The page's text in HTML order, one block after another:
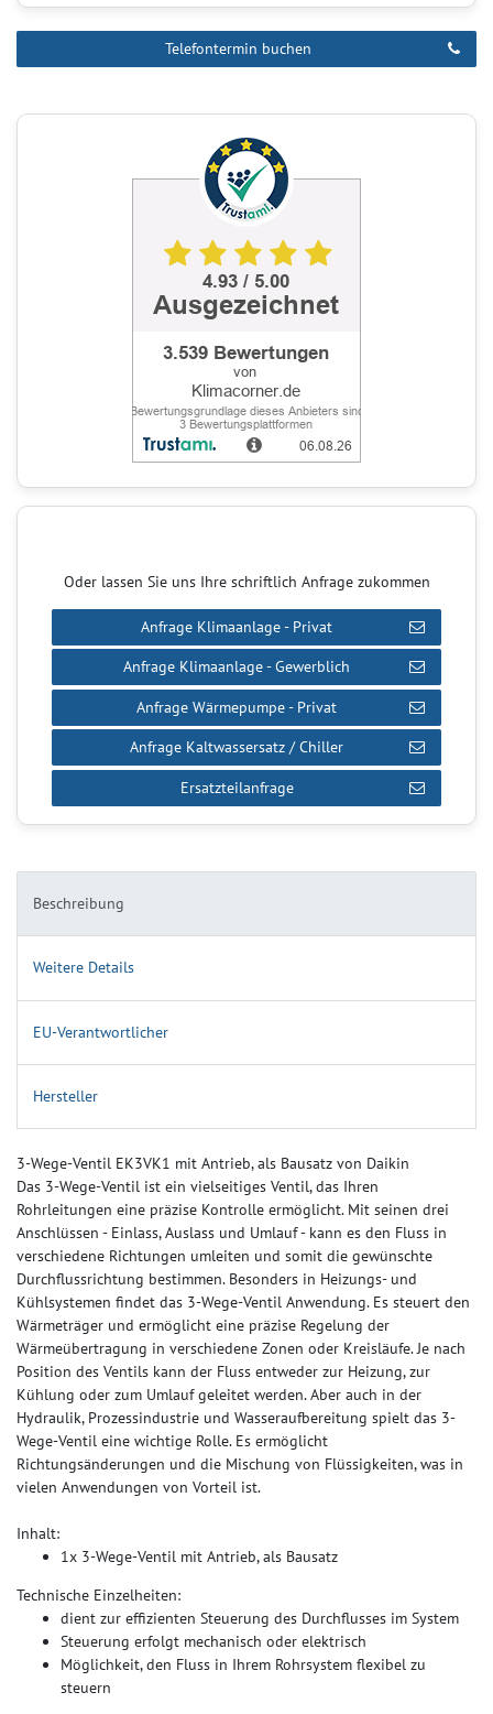
Beschreibung
Weitere Details
EU-Verantwortlicher
Hersteller
3-Wege-Ventil EK3VK1 mit Antrieb, als Bausatz von Daikin
Das 3-Wege-Ventil ist ein vielseitiges Ventil, das Ihren
Rohrleitungen eine präzise Kontrolle ermöglicht. Mit seinen drei
Anschlüssen - Einlass, Auslass und Umlauf - kann es den Fluss in
verschiedene Richtungen umleiten und somit die gewünschte
Durchflussrichtung bestimmen. Besonders in Heizungs- und
Kühlsystemen findet das 3-Wege-Ventil Anwendung. Es steuert den
Wärmeträger und ermöglicht eine präzise Regelung der
Wärmeübertragung in verschiedene Zonen oder Kreisläufe. Je nach
Position des Ventils kann der Fluss entweder zur Heizung, zur
Kühlung oder zum Umlauf geleitet werden. Aber auch in der
Hydraulik, Prozessindustrie und Wasseraufbereitung spielt das 3-
Wege-Ventil eine wichtige Rolle. Es ermöglicht
Richtungsänderungen und die Mischung von Flüssigkeiten, was in
vielen Anwendungen von Vorteil ist.
Inhalt:
1x 3-Wege-Ventil mit Antrieb, als Bausatz
Technische Einzelheiten:
dient zur effizienten Steuerung des Durchflusses im System
Steuerung erfolgt mechanisch oder elektrisch
Möglichkeit, den Fluss in Ihrem Rohrsystem flexibel zu
steuern
Telefontermin buchen
Oder lassen Sie uns Ihre schriftlich Anfrage zukommen
Anfrage Klimaanlage - Privat
Anfrage Klimaanlage - Gewerblich
Anfrage Wärmepumpe - Privat
Anfrage Kaltwassersatz / Chiller
Ersatzteilanfrage